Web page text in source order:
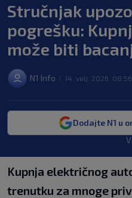
Stručnjak
pogrešku:
može biti
N1 Info 14. velj. 2026. 08:56
Dodajte N1 u
Kupnja električnog
trenutku za mnoge